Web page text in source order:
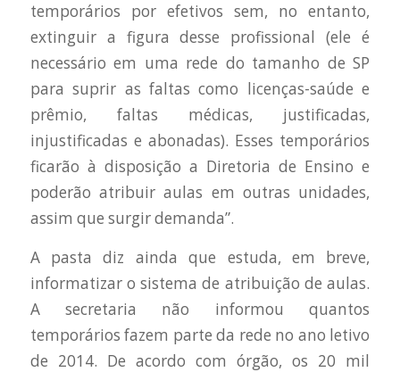
temporários por efetivos sem, no entanto,
extinguir a figura desse profissional (ele é
necessário em uma rede do tamanho de SP
para suprir as faltas como licenças-saúde e
prêmio, faltas médicas, justificadas,
injustificadas e abonadas). Esses temporários
ficarão à disposição a Diretoria de Ensino e
poderão atribuir aulas em outras unidades,
assim que surgir demanda”.
A pasta diz ainda que estuda, em breve,
informatizar o sistema de atribuição de aulas.
A secretaria não informou quantos
temporários fazem parte da rede no ano letivo
de 2014. De acordo com órgão, os 20 mil